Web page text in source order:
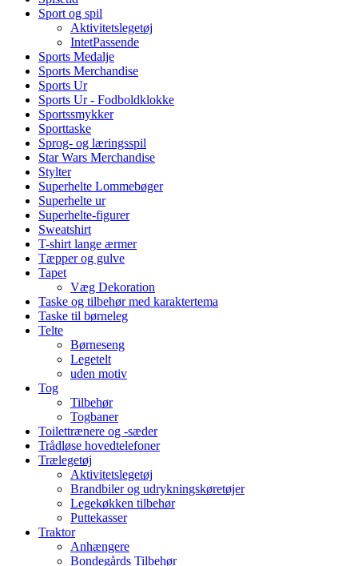
Sport og spil
Aktivitetslegetøj
IntetPassende
Sports Medalje
Sports Merchandise
Sports Ur
Sports Ur - Fodboldklokke
Sportssmykker
Sporttaske
Sprog- og læringsspil
Star Wars Merchandise
Stylter
Superhelte Lommebøger
Superhelte ur
Superhelte-figurer
Sweatshirt
T-shirt lange ærmer
Tæpper og gulve
Tapet
Væg Dekoration
Taske og tilbehør med karaktertema
Taske til børneleg
Telte
Børneseng
Legetelt
uden motiv
Tog
Tilbehør
Togbaner
Toilettrænere og -sæder
Trådløse hovedtelefoner
Trælegetøj
Aktivitetslegetøj
Brandbiler og udrykningskøretøjer
Legekøkken tilbehør
Puttekasser
Traktor
Anhængere
Bondegårds Tilbehør